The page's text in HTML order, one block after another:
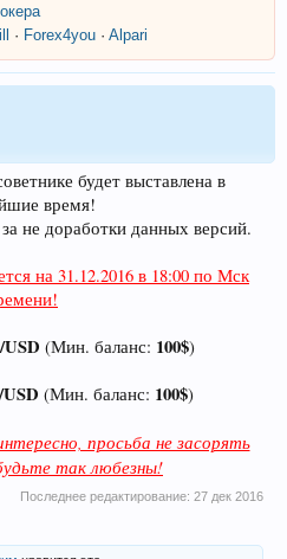
· Forex4you · Alpari
будет выставлена в
время!
не доработки данных версий.
на 31.12.2016 в 18:00 по Мск
(Мин. баланс: 100$)
(Мин. баланс: 100$)
просьба не засорять
так любезны!
Последнее редактирование: 27 дек 2016